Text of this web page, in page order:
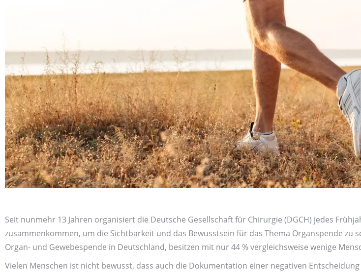
Seit nunmehr 13 Jahren organisiert die Deutsche Gesellschaft für Chirurgie (DGCH) jedes
zusammen­kommen, um die Sichtbarkeit und das Bewusst­sein für das Thema Organ­spende zu
Organ- und Gewebespende in Deutschland, besitzen mit nur 44 % vergleichsweise wenige
Vielen Menschen ist nicht bewusst, dass auch die Dokumentation einer negativen